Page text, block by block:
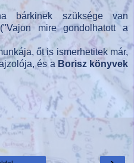
bárkinek szüksége van
mire gondolhatott a
őt is ismerhetitek már,
és a Borisz könyvek